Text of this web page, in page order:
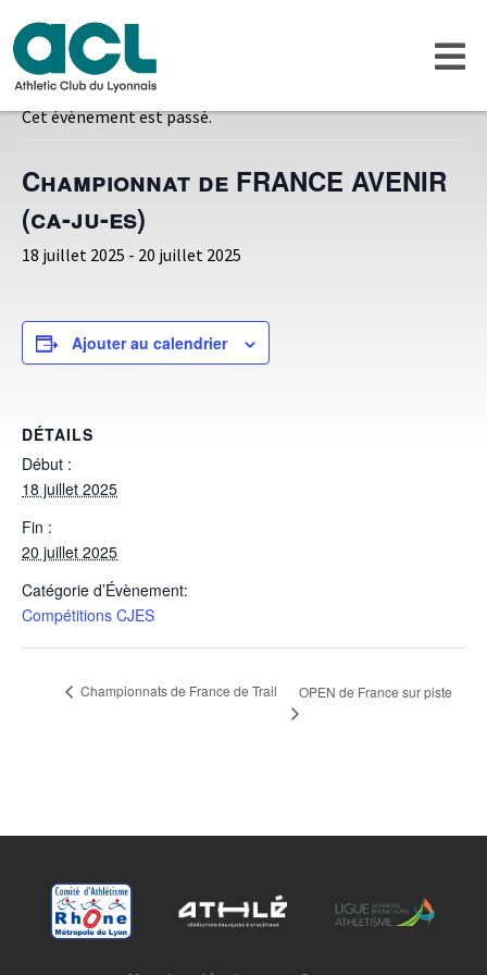
« Tous les Évènements
Cet évènement est passé.
Championnat de FRANCE AVENIR
(ca-ju-es)
18 juillet 2025 - 20 juillet 2025
Ajouter au calendrier
DÉTAILS
Début :
18 juillet 2025
Fin :
20 juillet 2025
Catégorie d’Évènement:
Compétitions CJES
Championnats de France de Trail OPEN de France sur piste